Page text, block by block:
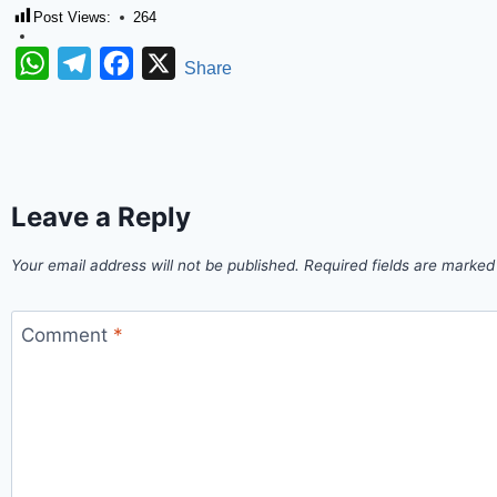
Post Views: 264
WhatsAppTelegramFacebook
XShare
Leave a Reply
Your email address will not be published. Required fields are
Comment *